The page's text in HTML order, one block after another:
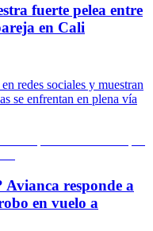
fuerte pelea entre
en Cali
redes sociales y muestran
se enfrentan en plena vía
Avianca responde a
en vuelo a